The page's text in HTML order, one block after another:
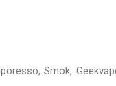
Smok,